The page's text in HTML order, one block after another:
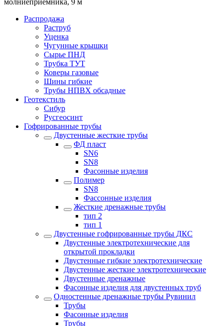
Распродажа
Раструб
Уценка
Чугунные крышки
Сырье ПНД
Трубка ТУТ
Коверы газовые
Шины гибкие
Трубы НПВХ обсадные
Геотекстиль
Сибур
Русгеосинт
Гофрированные трубы
Двустенные жесткие трубы
ФД пласт
SN6
SN8
Фасонные изделия
Полимер
SN8
Фассонные изделия
Жесткие дренажные трубы
тип 2
тип 1
Двустенные гофрированные трубы ДКС
Двустенные электротехнические для
открытой прокладки
Двустенные гибкие электротехнические
Двустенные жесткие электротехнические
Двустенные дренажные
Фасонные изделия для двустенных труб
Одностенные дренажные трубы Рувинил
Трубы
Фасонные изделия
Трубы